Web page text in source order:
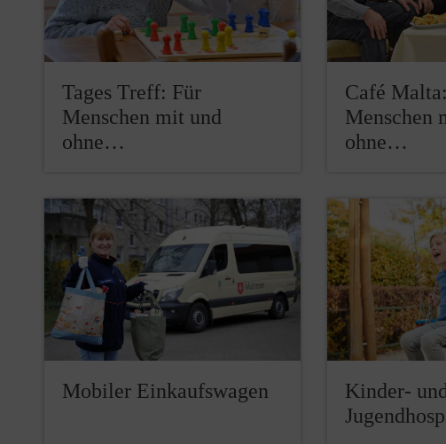
Tages Treff: Für
Menschen mit und
ohne…
Café
Menschen
ohne…
Mobiler Einkaufswagen
Kinder- und